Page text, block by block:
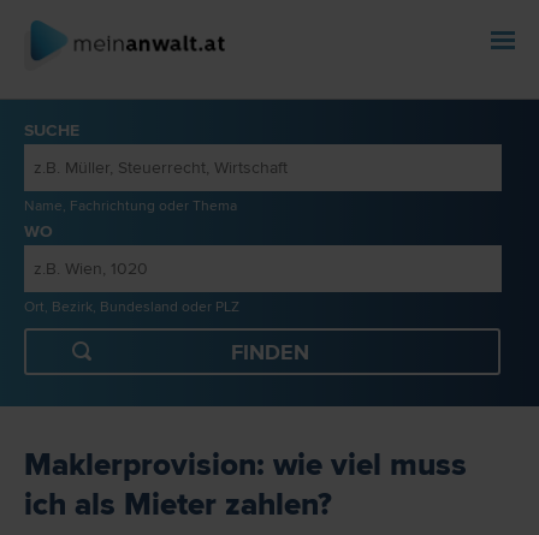
SUCHE
Name, Fachrichtung oder Thema
WO
Ort, Bezirk, Bundesland oder PLZ
Maklerprovision: wie viel muss
ich als Mieter zahlen?